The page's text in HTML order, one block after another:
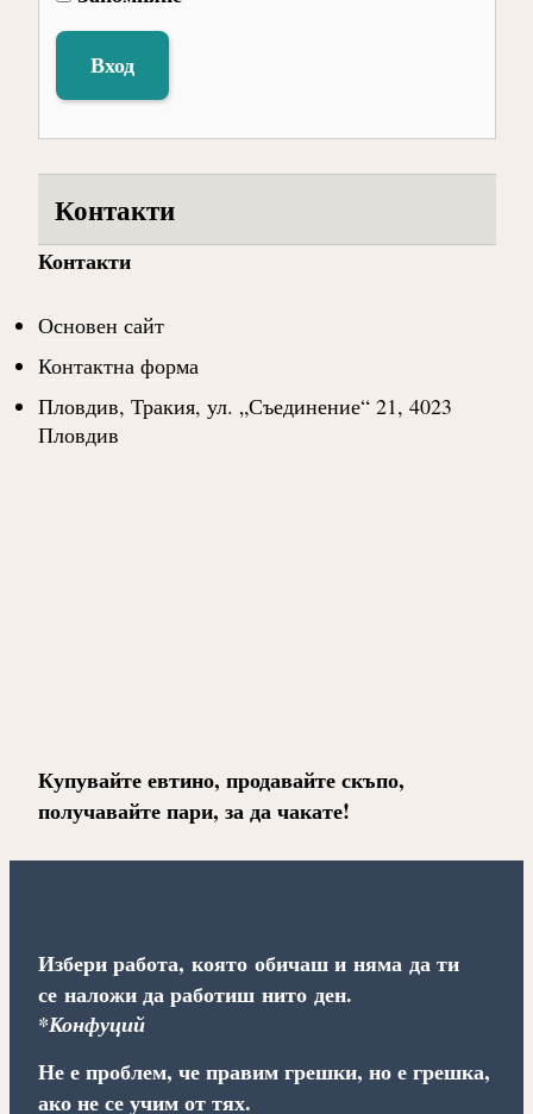
Вход
Контакти
Контакти
Основен сайт
Контактна форма
Пловдив, Тракия, ул. „Съединение“ 21, 4023
Пловдив
Купувайте евтино, продавайте скъпо,
получавайте пари, за да чакате!
Избери работа, която обичаш и няма да ти
се наложи да работиш нито ден.
*Конфуций
Не е проблем, че правим грешки, но е грешка,
ако не се учим от тях.